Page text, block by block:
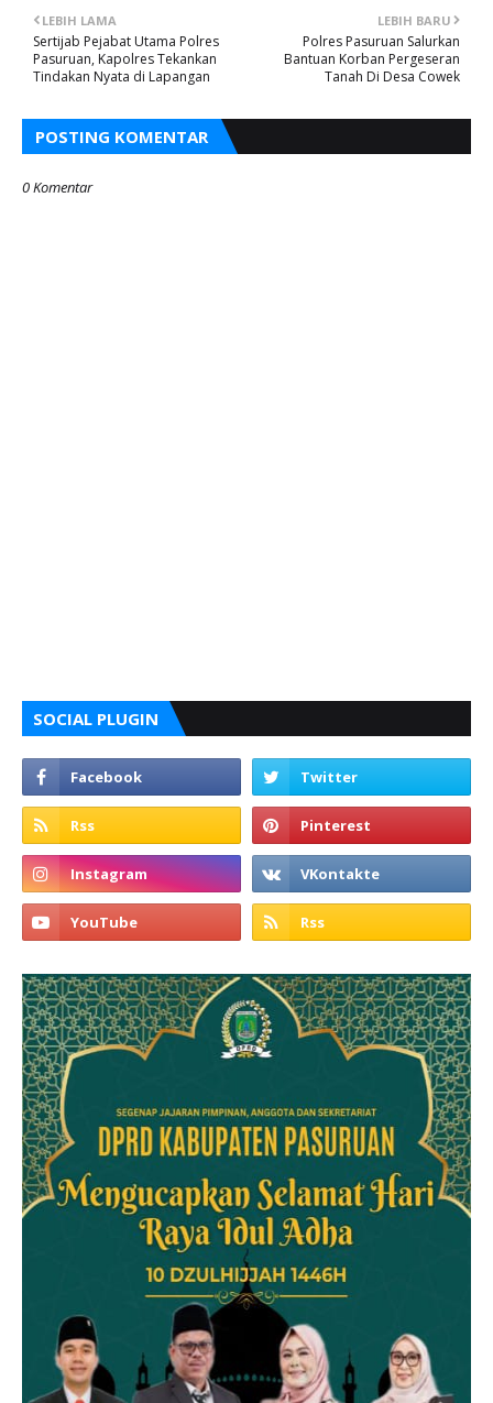
LEBIH BARU
Polres Pasuruan Salurkan
Bantuan Korban Pergeseran
Tanah Di Desa Cowek
LEBIH LAMA
Sertijab Pejabat Utama Polres
Pasuruan, Kapolres Tekankan
Tindakan Nyata di Lapangan
POSTING KOMENTAR
0 Komentar
SOCIAL PLUGIN